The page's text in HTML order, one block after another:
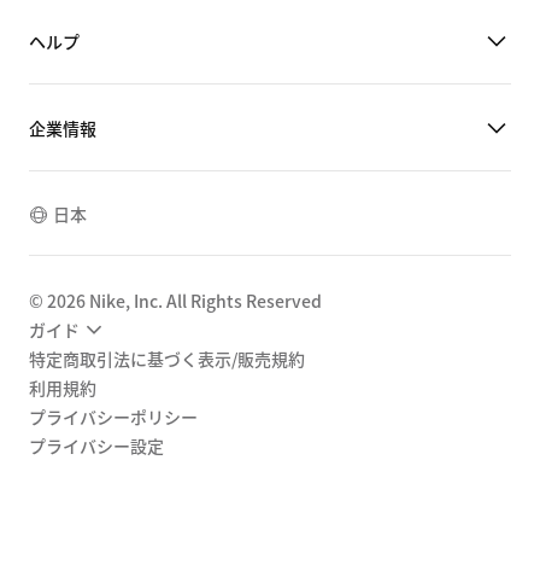
ヘルプ
企業情報
日本
© 2026 Nike, Inc. All Rights Reserved
ガイド
特定商取引法に基づく表示/販売規約
利用規約
プライバシーポリシー
プライバシー設定